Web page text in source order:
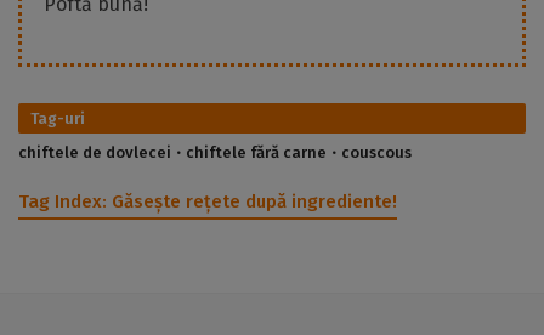
Tag-uri
chiftele de dovlecei
chiftele fără carne couscous
Tag Index: Găsește rețete după ingrediente!